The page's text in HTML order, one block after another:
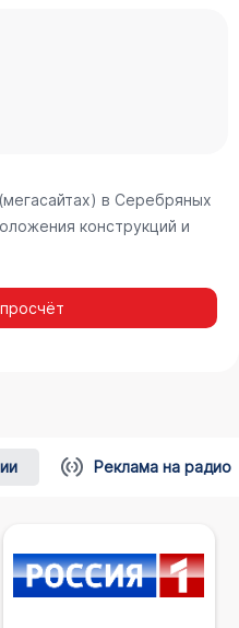
в Серебряных
конструкций и
Реклама на радио